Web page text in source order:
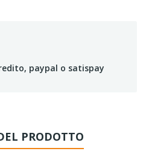
paypal o satispay
PRODOTTO